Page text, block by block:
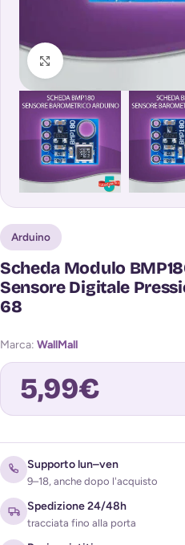
Clicca per ingrandire
Arduino
Scheda Modulo
Sensore Digitale
68
Marca: WallMall
5,99€
Supporto lun–ven
9–18, anche dopo l'acquisto
Spedizione 24/48h
tracciata fino alla porta